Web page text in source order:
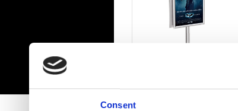
Consent
Snap Ramar
33324-99